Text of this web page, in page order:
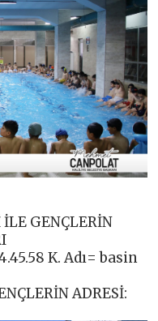
GENÇLERİN
K. Adı= basin
ADRESİ: